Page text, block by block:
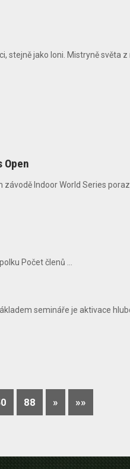
jako loni. Mistryně světa
Open
Indoor World Series
Počet členů ...
semináře je aktivace
88 » »»